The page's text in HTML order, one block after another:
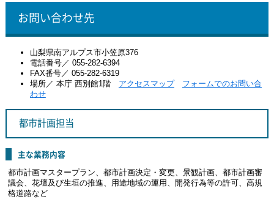
お問い合わせ先
山梨県南アルプス市小笠原376
電話番号／ 055-282-6394
FAX番号／ 055-282-6319
場所／ 本庁 西別館1階 アクセスマップ
フォームでのお問い合
わせ
都市計画担当
主な業務内容
都市計画マスタープラン、都市計画決定・変更、景観計画、都市計画審
議会、花壇及び生垣の推進、用途地域の運用、開発行為等の許可、高規
格道路など